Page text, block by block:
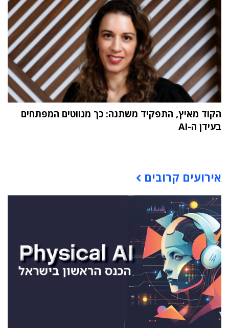
הקוד מאיץ, התפקיד משתנה: כך מנווטים המפתחים
בעידן ה-AI
אירועים קרובים